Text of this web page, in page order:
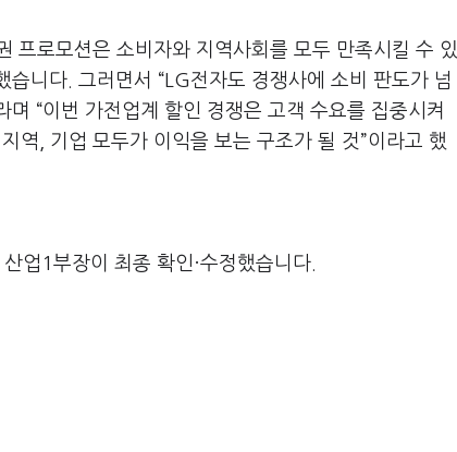
프로모션은 소비자와 지역사회를 모두 만족시킬 수 있
습니다 그러면서 “LG전자도 경쟁사에 소비 판도가 넘
며 “이번 가전업계 할인 경쟁은 고객 수요를 집중시켜
지역 기업 모두가 이익을 보는 구조가 될 것”이라고 했
업1부장이 최종 확인·수정했습니다.